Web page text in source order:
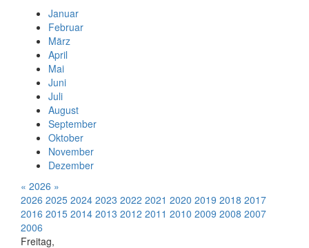
Januar
Februar
März
April
Mai
Juni
Juli
August
September
Oktober
November
Dezember
« 2026 »
2026 2025 2024 2023 2022 2021 2020 2019 2018 2017
2016 2015 2014 2013 2012 2011 2010 2009 2008 2007
2006
Freitag,